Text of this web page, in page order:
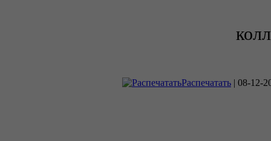
Распечатать | 08-12-